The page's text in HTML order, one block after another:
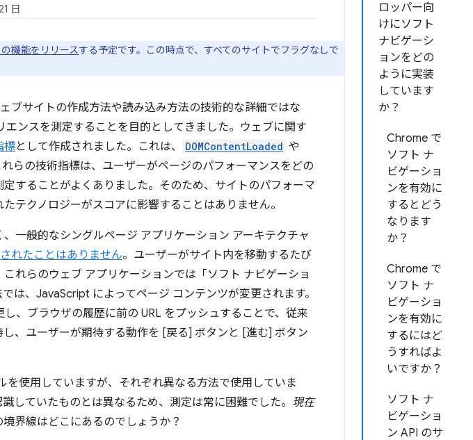
ロッパー向
けにソフト
ナビゲーシ
ョンをどの
ように実装
しています
か？
Chrome で
ソフト ナ
ビゲーショ
ンを有効に
するとどう
なります
か？
Chrome で
ソフト ナ
ビゲーショ
ンを有効に
するにはど
うすればよ
いですか？
ソフト ナ
ビゲーショ
ン API のサ
日
機能をリリースする予定です。この時点で、すべてのサイトでフラグなしで
ブサイトの作成方法や読み込み方法の技術的な詳細ではな
ンスを測定することを目的としてきました。ウェブに関す
標として作成されました。これは、 DOMContentLoaded や
らの技術指標は、ユーザーがページのパフォーマンスをどの
することがよくありました。そのため、サイトのパフォーマ
テクノロジーがスコアに影響することはありません。
一般的なシングルページ アプリケーション アーキテクチャ
れたことはありません。ユーザーがサイト内を移動するたび
れらのウェブ アプリケーションでは「ソフト ナビゲーショ
は、JavaScript によってページ コンテンツが変更されます。
、ブラウザの履歴に前の URL をプッシュすることで、従来
、ユーザーが期待する動作を [戻る] ボタンと [進む] ボタン
使用していますが、それぞれ異なる方法で使用していま
していたものとは異なるため、測定は常に困難でした。 現在
界線はどこにあるのでしょうか？